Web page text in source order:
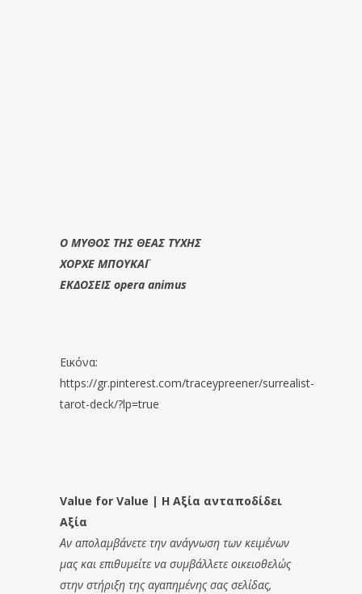
Ο ΜΥΘΟΣ ΤΗΣ ΘΕΑΣ ΤΥΧΗΣ
ΧΟΡΧΕ ΜΠΟΥΚΑΪ
ΕΚΔΟΣΕΙΣ opera animus
Εικόνα:
https://gr.pinterest.com/traceypreener/surrealist-
tarot-deck/?lp=true
Value for Value | Η Αξία ανταποδίδει
Αξία
Αν απολαμβάνετε την ανάγνωση των κειμένων
μας και επιθυμείτε να συμβάλλετε οικειοθελώς
στην στήριξη της αγαπημένης σας σελίδας,